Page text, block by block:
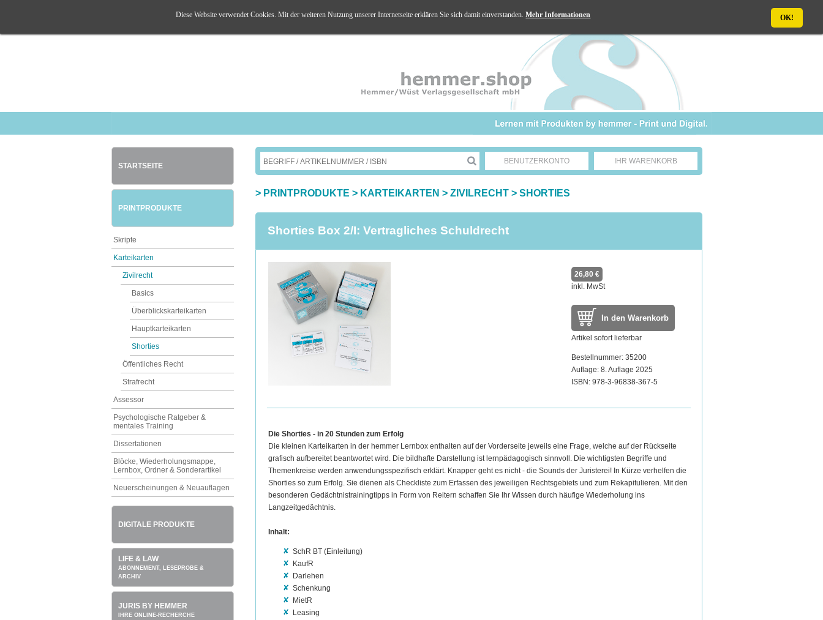
STARTSEITE
PRINTPRODUKTE
Skripte
Karteikarten
Zivilrecht
Basics
Überblickskarteikarten
Hauptkarteikarten
Shorties
Öffentliches Recht
Strafrecht
Assessor
Psychologische Ratgeber &
mentales Training
Dissertationen
Blöcke, Wiederholungsmappe,
Lernbox, Ordner & Sonderartikel
Neuerscheinungen & Neuauflagen
DIGITALE PRODUKTE
LIFE & LAW
ABONNEMENT, LESEPROBE &
ARCHIV
JURIS BY HEMMER
IHRE ONLINE-RECHERCHE
BENUTZERKONTO IHR WARENKORB
> PRINTPRODUKTE > KARTEIKARTEN > ZIVILRECHT > SHORTIES
Shorties Box 2/I: Vertragliches Schuldrecht
26,80 €
inkl. MwSt
In den Warenkorb
Artikel sofort lieferbar
Bestellnummer: 35200
Auflage: 8. Auflage 2025
ISBN: 978-3-96838-367-5
Die Shorties - in 20 Stunden zum Erfolg
Die kleinen Karteikarten in der hemmer Lernbox enthalten auf der Vorderseite jeweils eine Frage, welche auf der Rückseite
grafisch aufbereitet beantwortet wird. Die bildhafte Darstellung ist lernpädagogisch sinnvoll. Die wichtigsten Begriffe und
Themenkreise werden anwendungsspezifisch erklärt. Knapper geht es nicht - die Sounds der Juristerei! In Kürze verhelfen die
Shorties so zum Erfolg. Sie dienen als Checkliste zum Erfassen des jeweiligen Rechtsgebiets und zum Rekapitulieren. Mit den
besonderen Gedächtnistrainingtipps in Form von Reitern schaffen Sie Ihr Wissen durch häufige Wiederholung ins
Langzeitgedächtnis.
Inhalt:
SchR BT (Einleitung)
KaufR
Darlehen
Schenkung
MietR
Leasing
Diese Website verwendet Cookies. Mit der weiteren Nutzung unserer Internetseite erklären Sie sich damit einverstanden.Mehr Informationen OK!